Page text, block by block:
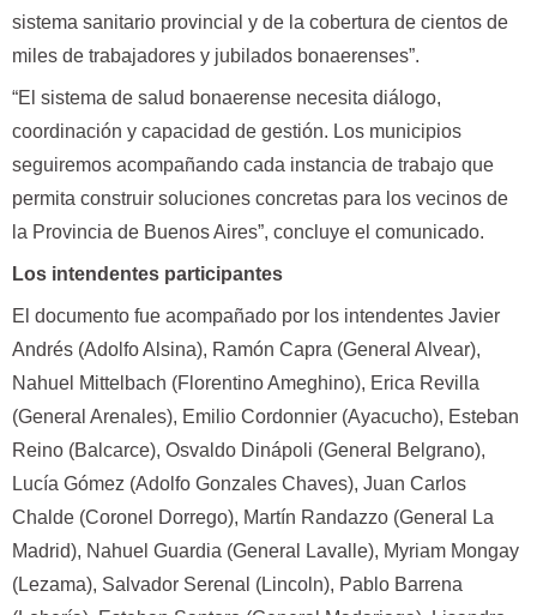
sistema sanitario provincial y de la cobertura de cientos de
miles de trabajadores y jubilados bonaerenses”.
“El sistema de salud bonaerense necesita diálogo,
coordinación y capacidad de gestión. Los municipios
seguiremos acompañando cada instancia de trabajo que
permita construir soluciones concretas para los vecinos de
la Provincia de Buenos Aires”, concluye el comunicado.
Los intendentes participantes
El documento fue acompañado por los intendentes Javier
Andrés (Adolfo Alsina), Ramón Capra (General Alvear),
Nahuel Mittelbach (Florentino Ameghino), Erica Revilla
(General Arenales), Emilio Cordonnier (Ayacucho), Esteban
Reino (Balcarce), Osvaldo Dinápoli (General Belgrano),
Lucía Gómez (Adolfo Gonzales Chaves), Juan Carlos
Chalde (Coronel Dorrego), Martín Randazzo (General La
Madrid), Nahuel Guardia (General Lavalle), Myriam Mongay
(Lezama), Salvador Serenal (Lincoln), Pablo Barrena